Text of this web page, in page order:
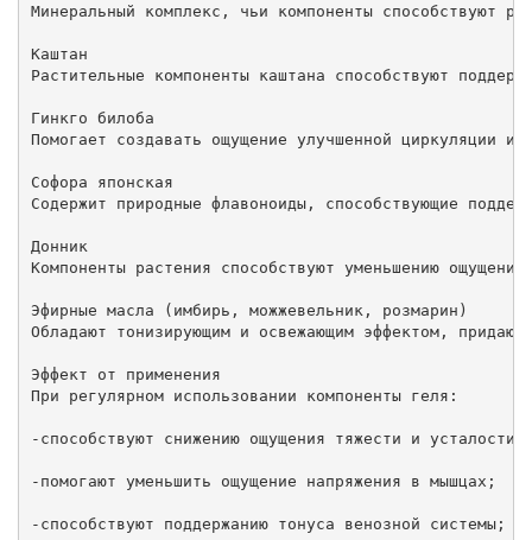
Минеральный комплекс, чьи компоненты способствуют
Каштан
Растительные компоненты каштана способствуют
Гинкго билоба
Помогает создавать ощущение улучшенной циркуляции
Софора японская
Содержит природные флавоноиды, способствующие
Донник
Компоненты растения способствуют уменьшению
Эфирные масла (имбирь, можжевельник, розмарин)
Обладают тонизирующим и освежающим эффектом,
Эффект от применения
При регулярном использовании компоненты геля:
-способствуют снижению ощущения тяжести и усталости
-помогают уменьшить ощущение напряжения в мышцах;
-способствуют поддержанию тонуса венозной системы;